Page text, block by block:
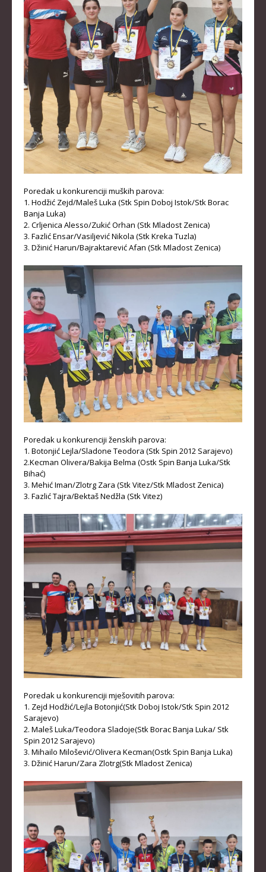
Poredak u konkurenciji muških parova:
1. Hodžić Zejd/Maleš Luka (Stk Spin Doboj Istok/Stk Borac
Banja Luka)
2. Crljenica Alesso/Zukić Orhan (Stk Mladost Zenica)
3. Fazlić Ensar/Vasiljević Nikola (Stk Kreka Tuzla)
3. Džinić Harun/Bajraktarević Afan (Stk Mladost Zenica)
Poredak u konkurenciji ženskih parova:
1. Botonjić Lejla/Sladone Teodora (Stk Spin 2012 Sarajevo)
2.Kecman Olivera/Bakija Belma (Ostk Spin Banja Luka/Stk
Bihać)
3. Mehić Iman/Zlotrg Zara (Stk Vitez/Stk Mladost Zenica)
3. Fazlić Tajra/Bektaš Nedžla (Stk Vitez)
Poredak u konkurenciji mješovitih parova:
1. Zejd Hodžić/Lejla Botonjić(Stk Doboj Istok/Stk Spin 2012
Sarajevo)
2. Maleš Luka/Teodora Sladoje(Stk Borac Banja Luka/ Stk
Spin 2012 Sarajevo)
3. Mihailo Milošević/Olivera Kecman(Ostk Spin Banja Luka)
3. Džinić Harun/Zara Zlotrg(Stk Mladost Zenica)